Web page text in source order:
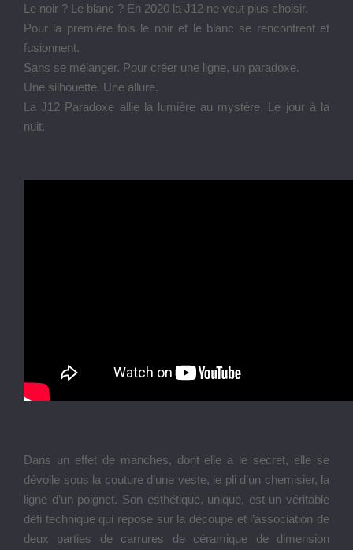
Le noir ? Le blanc ? En 2020 la J12 ne veut plus choisir.
Pour la première fois le noir et le blanc se rencontrent et
fusionnent.
Sans se mélanger. Pour créer une ligne, un paradoxe.
Une silhouette. Une allure.
La J12 Paradoxe allie la lumière au mystère. Le jour à la
nuit.
Dans un effet de manches, dont elle a le secret, elle se
dévoile sous la couture d’une veste, le pli d’un chemisier, la
ligne d’un poignet. Son esthétique, unique, est un véritable
défi technique qui repose sur la découpe et l’association de
deux parties de carrures de céramique de dimension